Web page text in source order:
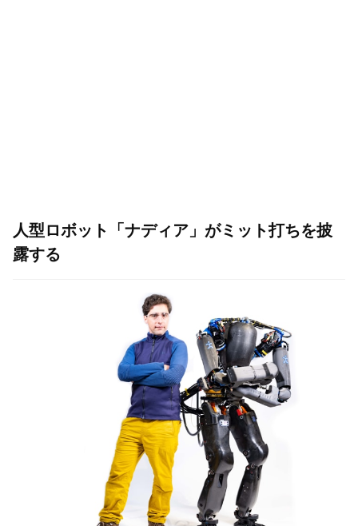
人型ロボット「ナディア」がミット打ちを披
露する